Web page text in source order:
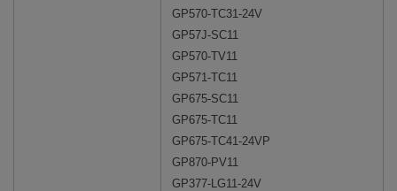
GP570-TC31-24V
GP57J-SC11
GP570-TV11
GP571-TC11
GP675-SC11
GP675-TC11
GP675-TC41-24VP
GP870-PV11
GP377-LG11-24V